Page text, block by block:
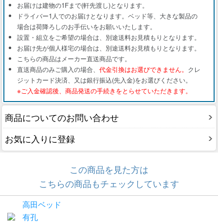
お届けは建物の1Fまで(軒先渡し)となります。
ドライバー1人でのお届けとなります。ベッド等、大きな製品の
場合は荷降ろしのお手伝いをお願いいたします。
設置・組立をご希望の場合は、別途送料お見積もりとなります。
お届け先が個人様宅の場合は、別途送料お見積もりとなります。
こちらの商品はメーカー直送商品です。
直送商品のみご購入の場合、 代金引換はお選びできません。 クレ
ジットカード決済、又は銀行振込(先入金)をお選びください。
※ご入金確認後、商品発送の手続きをとらせていただきます。
商品についてのお問い合わせ
お気に入りに登録
この商品を見た方は
こちらの商品もチェックしています
高田ベッド
有孔